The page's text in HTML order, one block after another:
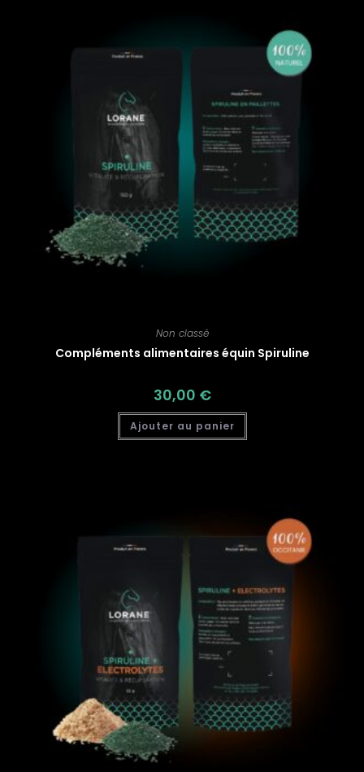
Non classé
Compléments alimentaires équin Spiruline
30,00 €
Ajouter au panier